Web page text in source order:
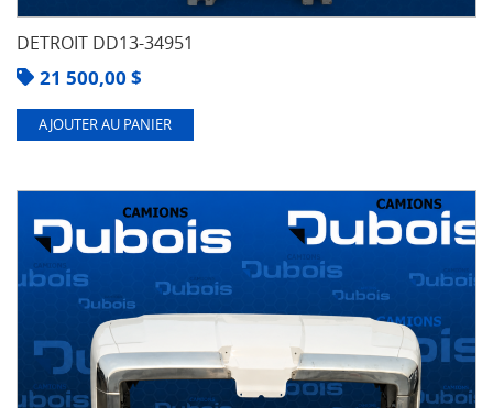
DETROIT DD13-34951
21 500,00 $
AJOUTER AU PANIER